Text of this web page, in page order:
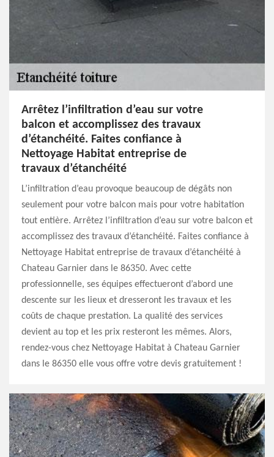
Arrêtez l’infiltration d’eau sur votre
balcon et accomplissez des travaux
d’étanchéité. Faites confiance à
Nettoyage Habitat entreprise de
travaux d’étanchéité
L’infiltration d’eau provoque beaucoup de dégâts non
seulement pour votre balcon mais pour votre habitation
tout entière. Arrêtez l’infiltration d’eau sur votre balcon et
accomplissez des travaux d’étanchéité. Faites confiance à
Nettoyage Habitat entreprise de travaux d’étanchéité à
Chateau Garnier dans le 86350. Avec cette
professionnelle, ses équipes effectueront d’abord une
descente sur les lieux et dresseront les travaux et les
coûts de chaque prestation. La qualité des services
devient au top et les prix resteront les mêmes. Alors,
rendez-vous chez Nettoyage Habitat à Chateau Garnier
dans le 86350 elle vous offre votre devis gratuitement !